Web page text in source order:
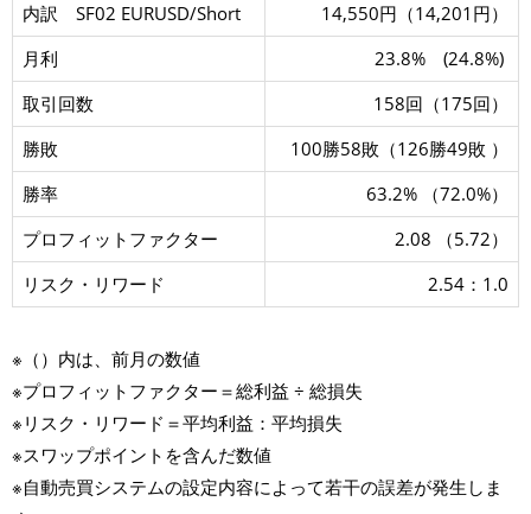
内訳 SF02 EURUSD/Short
14,550円（14,201円）
月利
23.8% (24.8%)
取引回数
158回（175回）
勝敗
100勝58敗（126勝49敗 ）
勝率
63.2% （72.0%）
プロフィットファクター
2.08 （5.72）
リスク・リワード
2.54：1.0
※（）内は、前月の数値
※プロフィットファクター＝総利益 ÷ 総損失
※リスク・リワード＝平均利益：平均損失
※スワップポイントを含んだ数値
※自動売買システムの設定内容によって若干の誤差が発生しま